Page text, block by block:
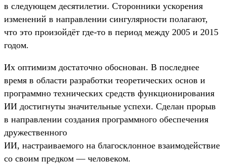
в следующем десятилетии. Сторонники ускорения
изменений в направлении сингулярности полагают,
что это произойдёт где-то в период между 2005 и 2015
годом.
Их оптимизм достаточно обоснован. В последнее
время в области разработки теоретических основ и
программно технических средств функционирования
ИИ достигнуты значительные успехи. Сделан прорыв
в направлении создания программного обеспечения
дружественного
ИИ, настраиваемого на благосклонное взаимодействие
со своим предком — человеком.